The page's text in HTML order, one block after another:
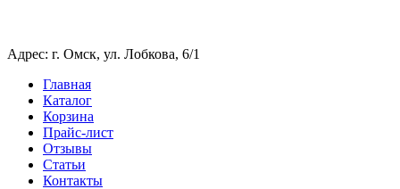
Адрес: г. Омск, ул. Лобкова, 6/1
Главная
Каталог
Корзина
Прайс-лист
Отзывы
Статьи
Контакты